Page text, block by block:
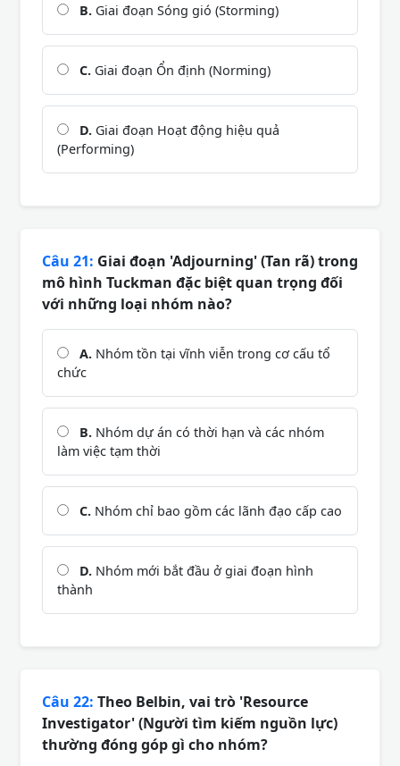
B. Giai đoạn Sóng gió (Storming)
C. Giai đoạn Ổn định (Norming)
D. Giai đoạn Hoạt động hiệu quả
(Performing)
Câu 21: Giai đoạn 'Adjourning' (Tan rã) trong
mô hình Tuckman đặc biệt quan trọng đối
với những loại nhóm nào?
A. Nhóm tồn tại vĩnh viễn trong cơ cấu tổ
chức
B. Nhóm dự án có thời hạn và các nhóm
làm việc tạm thời
C. Nhóm chỉ bao gồm các lãnh đạo cấp cao
D. Nhóm mới bắt đầu ở giai đoạn hình
thành
Câu 22: Theo Belbin, vai trò 'Resource
Investigator' (Người tìm kiếm nguồn lực)
thường đóng góp gì cho nhóm?